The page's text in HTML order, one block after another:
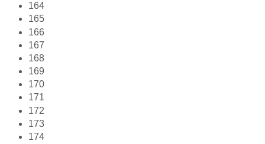
164
165
166
167
168
169
170
171
172
173
174